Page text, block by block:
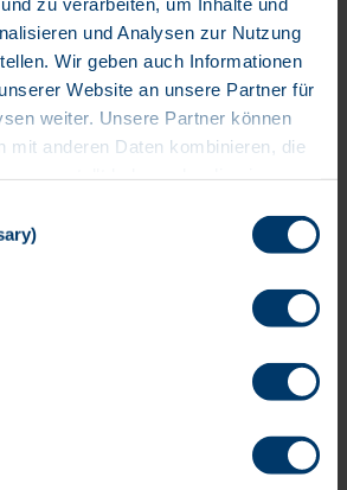
und Analysen zur Nutzung
Wir geben auch Informationen
Website an unsere Partner für
weiter. Unsere Partner können
mit anderen Daten kombinieren, die
Einwilligungspräferenzen in Bezug
aus. Sie können Ihre
widerrufen, indem Sie z.B. auf das
aufrufen und die gewünschten
Weitere Informationen über die
und anderen Technologien, die
Engineer Cisco
GmbH
GmbH